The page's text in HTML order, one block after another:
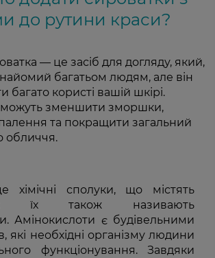
до рутини краси?
— це засіб для догляду, який,
багатьом людям, але він
користі вашій шкірі.
зменшити зморшки,
та покращити загальний
обличчя.
хімічні сполуки, що містять
їх також називають
Амінокислоти є будівельними
які необхідні організму людини
функціонування. Завдяки